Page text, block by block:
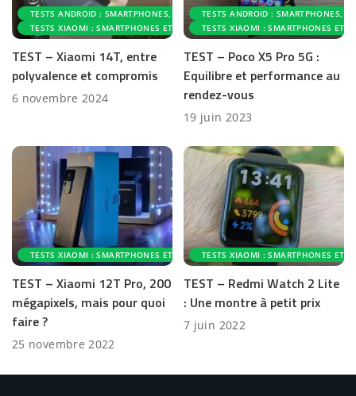
TESTS ANDROID : SMARTPHONES, ACCESSOIRES ET APPLICATIONS
TESTS XIAOMI : SMARTPHONES ET ACCESSOIRES
TEST – Xiaomi 14T, entre
polyvalence et compromis
6 novembre 2024
TESTS ANDROID : SMARTPHONES,
TESTS XIAOMI : SMARTPHONES ET
TEST – Poco X5 Pro 5G :
Equilibre et performance au
rendez-vous
19 juin 2023
TESTS XIAOMI : SMARTPHONES ET ACCESSOIRES
TEST – Xiaomi 12T Pro, 200
mégapixels, mais pour quoi
faire ?
25 novembre 2022
TESTS XIAOMI : SMARTPHONES ET
TEST – Redmi Watch 2 Lite
: Une montre à petit prix
7 juin 2022